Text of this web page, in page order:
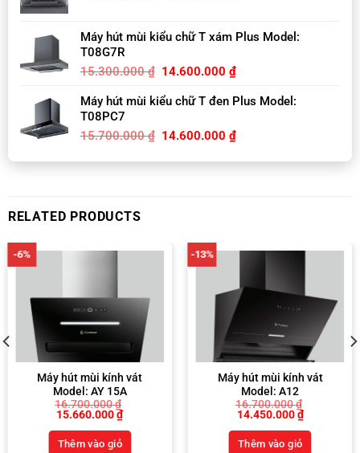
15.100.000 ₫.14.500.000 ₫.
Máy hút mùi kiểu chữ T xám Plus Model:
T08G7R
15.300.000₫ Original
was:
14.600.000₫Current
is:
Máy hút mùi kiểu chữ T đen Plus Model:
T08PC7
15.700.000₫ Original
was:
14.600.000₫Current
is:
RELATED PRODUCTS
-6%
Máy hút mùi kính vát
Model: AY 15A
16.700.000₫
Original
was:
16.700.000 ₫.
15.660.000₫Current
price
is:
Thêm vào giỏ
-13%
Máy hút mùi kính vát
Model: A12
16.700.000₫
Original
was:
16.700.000 ₫.
14.450.000₫Current
price
is:
Thêm vào giỏ